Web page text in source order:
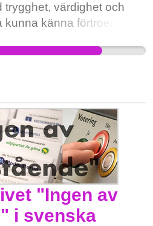
trygghet, värdighet och
känna förtroende
ska ha en arbetsmiljö som
vård och omsorg som
en längre tid har det
och tidigare
om allvarliga
förstärkt oron och
Vi menar att
ledarskap som bygger
respekt och
för en verksamhet har
"Ingen av
i svenska